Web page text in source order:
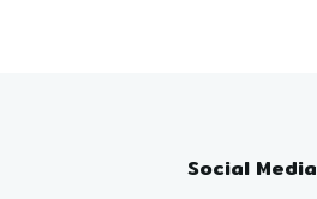
Social Media